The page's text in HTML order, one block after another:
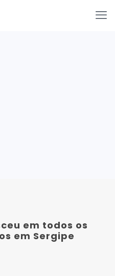
em todos os
em Sergipe